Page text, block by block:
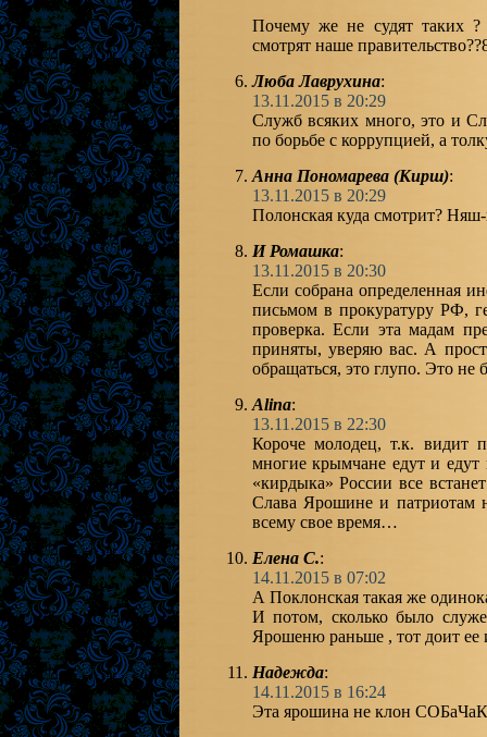
Почему же не судят таких ?
смотрят наше
Люба Лаврухина:
13.11.2015 в 20:29
Служб всяких много, это и
по борьбе с коррупцией, а
Анна Пономарева (Кирш):
13.11.2015 в 20:29
Полонская куда смотрит?
И Ромашка:
13.11.2015 в 20:30
Если собрана определенная
письмом в прокуратуру РФ,
проверка. Если эта мадам
приняты, уверяю вас. А
обращаться, это глупо. Это
Alina:
13.11.2015 в 22:30
Короче молодец, т.к. видит
многие крымчане едут и
«кирдыка» России все
Слава Ярошине и патриотам
всему свое время…
Елена С.:
14.11.2015 в 07:02
А Поклонская такая же
И потом, сколько было
Ярошеню раньше , тот доит ее
Надежда:
14.11.2015 в 16:24
Эта ярошина не клон